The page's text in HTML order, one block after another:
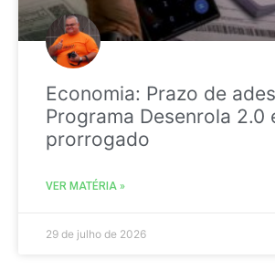
Economia: Prazo de
Programa Desenrola 2.0
prorrogado
VER MATÉRIA »
29 de julho de 2026